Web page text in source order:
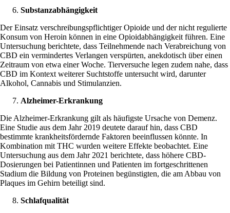
Substanzabhängigkeit
Der Einsatz verschreibungspflichtiger Opioide und der nicht regulierte
Konsum von Heroin können in eine Opioidabhängigkeit führen. Eine
Untersuchung berichtete, dass Teilnehmende nach Verabreichung von
CBD ein vermindertes Verlangen verspürten, anekdotisch über einen
Zeitraum von etwa einer Woche. Tierversuche legen zudem nahe, dass
CBD im Kontext weiterer Suchtstoffe untersucht wird, darunter
Alkohol, Cannabis und Stimulanzien.
Alzheimer-Erkrankung
Die Alzheimer-Erkrankung gilt als häufigste Ursache von Demenz.
Eine Studie aus dem Jahr 2019 deutete darauf hin, dass CBD
bestimmte krankheitsfördernde Faktoren beeinflussen könnte. In
Kombination mit THC wurden weitere Effekte beobachtet. Eine
Untersuchung aus dem Jahr 2021 berichtete, dass höhere CBD-
Dosierungen bei Patientinnen und Patienten im fortgeschrittenen
Stadium die Bildung von Proteinen begünstigten, die am Abbau von
Plaques im Gehirn beteiligt sind.
Schlafqualität